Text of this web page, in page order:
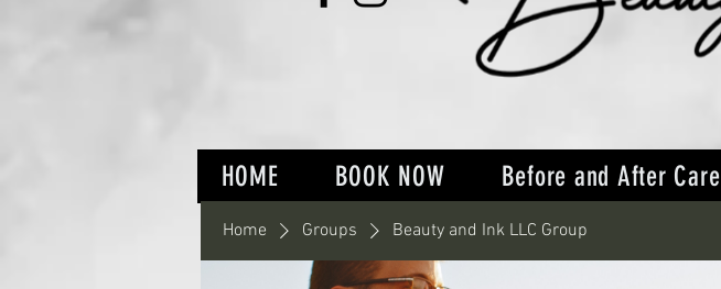
HOME BOOK NOW Before and After Care
Home Groups Beauty and Ink LLC Group